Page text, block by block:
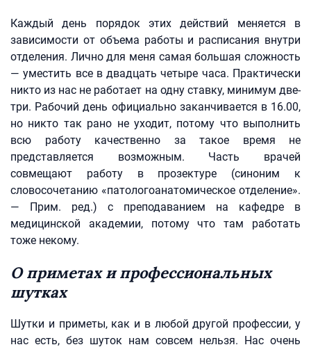
Каждый день порядок этих действий меняется в
зависимости от объема работы и расписания внутри
отделения. Лично для меня самая большая сложность
— уместить все в двадцать четыре часа. Практически
никто из нас не работает на одну ставку, минимум две-
три. Рабочий день официально заканчивается в 16.00,
но никто так рано не уходит, потому что выполнить
всю работу качественно за такое время не
представляется возможным. Часть врачей
совмещают работу в прозектуре (синоним к
словосочетанию «патологоанатомическое отделение».
— Прим. ред.) с преподаванием на кафедре в
медицинской академии, потому что там работать
тоже некому.
О приметах и профессиональных
шутках
Шутки и приметы, как и в любой другой профессии, у
нас есть, без шуток нам совсем нельзя. Нас очень